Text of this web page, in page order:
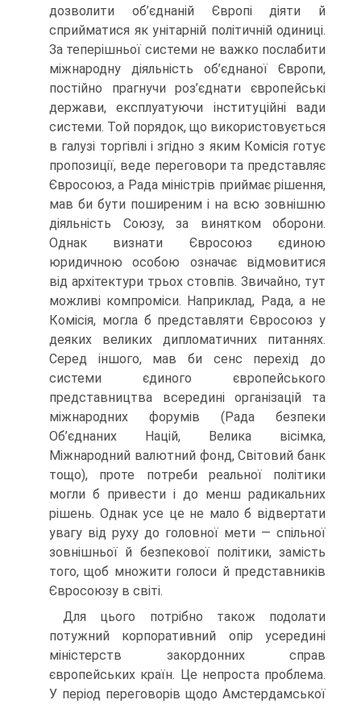
дозволити об’єднаній Європі діяти й
сприйматися як унітарній політичній одиниці.
За теперішньої системи не важко послабити
міжнародну діяльність об’єднаної Європи,
постійно прагнучи роз’єднати європейські
держави, експлуатуючи інституційні вади
системи. Той порядок, що використовується
в галузі торгівлі і згідно з яким Комісія готує
пропозиції, веде переговори та представляє
Євросоюз, а Рада міністрів приймає рішення,
мав би бути поширеним і на всю зовнішню
діяльність Союзу, за винятком оборони.
Однак визнати Євросоюз єдиною
юридичною особою означає відмовитися
від архітектури трьох стовпів. Звичайно, тут
можливі компроміси. Наприклад, Рада, а не
Комісія, могла б представляти Євросоюз у
деяких великих дипломатичних питаннях.
Серед іншого, мав би сенс перехід до
системи єдиного європейського
представництва всередині організацій та
міжнародних форумів (Рада безпеки
Об’єднаних Націй, Велика вісімка,
Міжнародний валютний фонд, Світовий банк
тощо), проте потреби реальної політики
могли б привести і до менш радикальних
рішень. Однак усе це не мало б відвертати
увагу від руху до головної мети — спільної
зовнішньої й безпекової політики, замість
того, щоб множити голоси й представників
Євросоюзу в світі.
Для цього потрібно також подолати
потужний корпоративний опір усередині
міністерств закордонних справ
європейських країн. Це непроста проблема.
У період переговорів щодо Амстердамської